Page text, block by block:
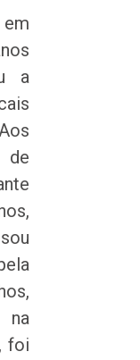
em
a
de
na
foi